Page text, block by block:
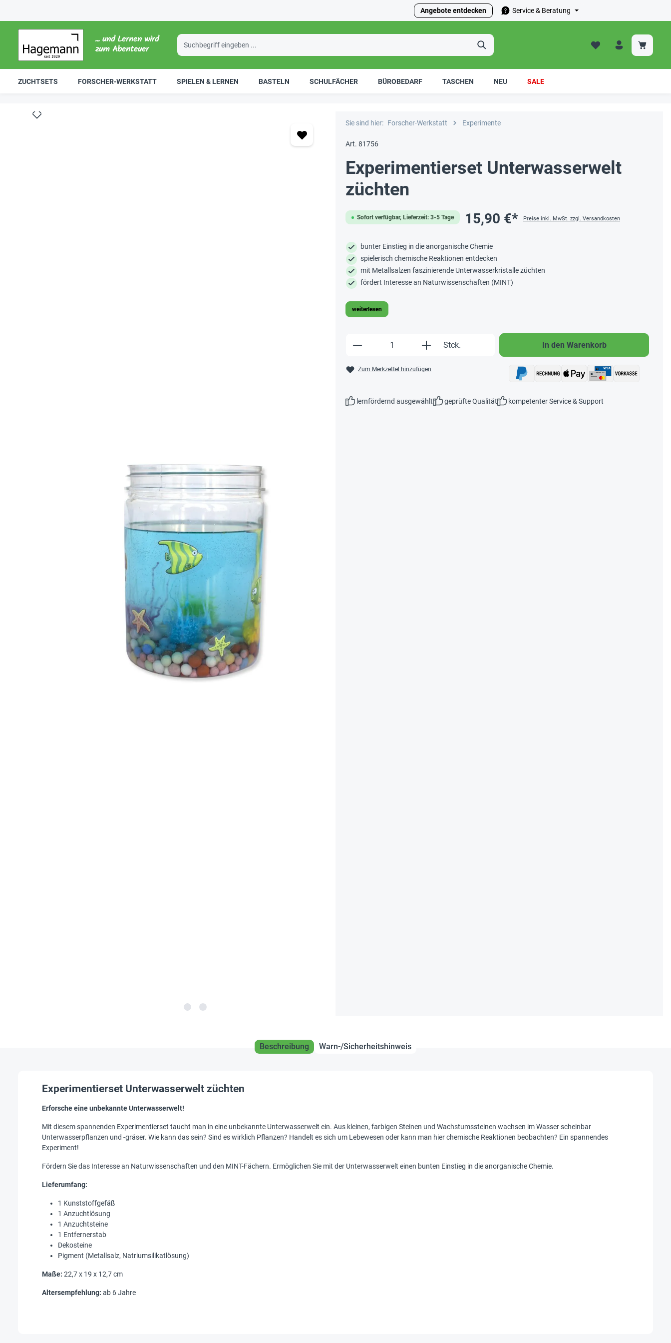
Angebote entdecken Service & Beratung
... und Lernen wird
zum Abenteuer
ZUCHTSETS FORSCHER-WERKSTATT SPIELEN & LERNEN BASTELN SCHULFÄCHER BÜROBEDARF TASCHEN NEU SALE
Sie sind hier: Forscher-Werkstatt Experimente
Art. 81756
Experimentierset Unterwasserwelt
züchten
Sofort verfügbar, Lieferzeit: 3-5 Tage 15,90 €* Preise inkl. MwSt. zzgl. Versandkosten
bunter Einstieg in die anorganische Chemie
spielerisch chemische Reaktionen entdecken
mit Metallsalzen faszinierende Unterwasserkristalle züchten
fördert Interesse an Naturwissenschaften (MINT)
weiterlesen
Produkt Anzahl: Gib den gewünschten Wert ein oder
Stck.
Zum Merkzettel hinzufügen
In den Warenkorb
lernfördernd ausgewählt geprüfte Qualität kompetenter Service & Support
Beschreibung Warn-/Sicherheitshinweis
Experimentierset Unterwasserwelt züchten
Erforsche eine unbekannte Unterwasserwelt!
Mit diesem spannenden Experimentierset taucht man in eine unbekannte Unterwasserwelt ein. Aus kleinen, farbigen Steinen und Wachstumssteinen wachsen im Wasser scheinbar
Unterwasserpflanzen und -gräser. Wie kann das sein? Sind es wirklich Pflanzen? Handelt es sich um Lebewesen oder kann man hier chemische Reaktionen beobachten? Ein spannendes
Experiment!
Fördern Sie das Interesse an Naturwissenschaften und den MINT-Fächern. Ermöglichen Sie mit der Unterwasserwelt einen bunten Einstieg in die anorganische Chemie.
Lieferumfang:
1 Kunststoffgefäß
1 Anzuchtlösung
1 Anzuchtsteine
1 Entfernerstab
Dekosteine
Pigment (Metallsalz, Natriumsilikatlösung)
Maße: 22,7 x 19 x 12,7 cm
Altersempfehlung: ab 6 Jahre